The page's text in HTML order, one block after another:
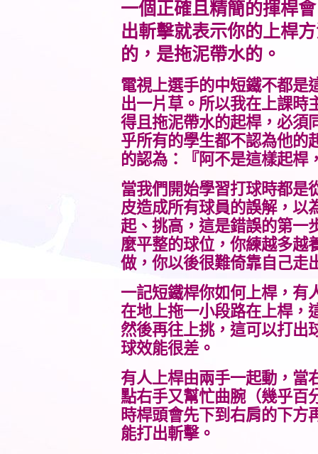
一個正確且精簡的揮桿
出斬擊就表示你的上桿
的，是拖泥帶水的。
電視上選手的中短鐵不都是
出一片草。所以我在上課時
得且拖泥帶水的起桿，必須
乎所有的學生都不認為他的
的認為：『阿不是這樣起桿
當我們開始學習打球時都是
皮造成所有球員的誤解，以
起、挑高，這是錯誤的第一
麼平整的球位，你練越多越
做，你以後很難倚靠自己走
一記短鐵桿你如何上桿，有
在地上拖一小段路在上桿，
然後再往上挑，這可以打出
球效能很差。
有人上桿由兩手一起動，當
點右手又幫忙曲腕（幾乎百
時桿頭會先下到右肩的下方
能打出斬擊。